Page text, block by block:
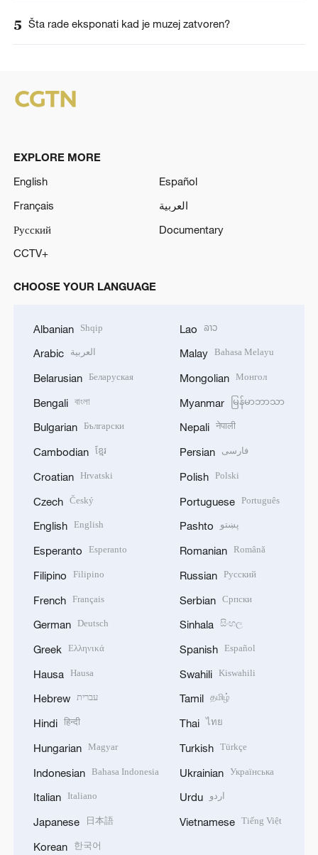
5 Šta rade eksponati kad je muzej zatvoren?
EXPLORE MORE
English
Español
Français
العربية
Русский
Documentary
CCTV+
CHOOSE YOUR LANGUAGE
Albanian Shqip
Arabic العربية
Belarusian Беларуская
Bengali বাংলা
Bulgarian Български
Cambodian ខ្មែរ
Croatian Hrvatski
Czech Český
English English
Esperanto Esperanto
Filipino Filipino
French Français
German Deutsch
Greek Ελληνικά
Hausa Hausa
Hebrew עברית
Hindi हिन्दी
Hungarian Magyar
Indonesian Bahasa Indonesia
Italian Italiano
Japanese 日本語
Korean 한국어
Lao ລາວ
Malay Bahasa Melayu
Mongolian Монгол
Myanmar မြန်မာဘာသာ
Nepali नेपाली
Persian فارسی
Polish Polski
Portuguese Português
Pashto پښتو
Romanian Română
Russian Русский
Serbian Српски
Sinhala සිංහල
Spanish Español
Swahili Kiswahili
Tamil தமிழ்
Thai ไทย
Turkish Türkçe
Ukrainian Українська
Urdu اردو
Vietnamese Tiếng Việt